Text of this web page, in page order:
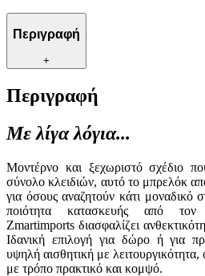
Περιγραφή
+
Περιγραφή
Με λίγα λόγια...
Μοντέρνο και ξεχωριστό σχέδιο
σύνολο κλειδιών, αυτό το μπρελόκ
για όσους αναζητούν κάτι μοναδικό
ποιότητα κατασκευής από τον
Zmartimports διασφαλίζει
Ιδανική επιλογή για δώρο ή για
υψηλή αισθητική με
με τρόπο πρακτικό και κομψό.